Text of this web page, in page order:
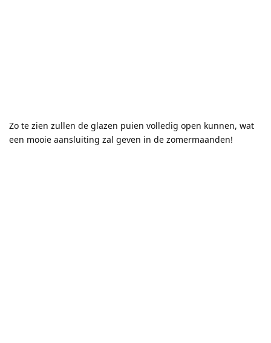
Zo te zien zullen de glazen puien volledig open kunnen, wat
een mooie aansluiting zal geven in de zomermaanden!